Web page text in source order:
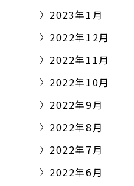
2023年1月
2022年12月
2022年11月
2022年10月
2022年9月
2022年8月
2022年7月
2022年6月